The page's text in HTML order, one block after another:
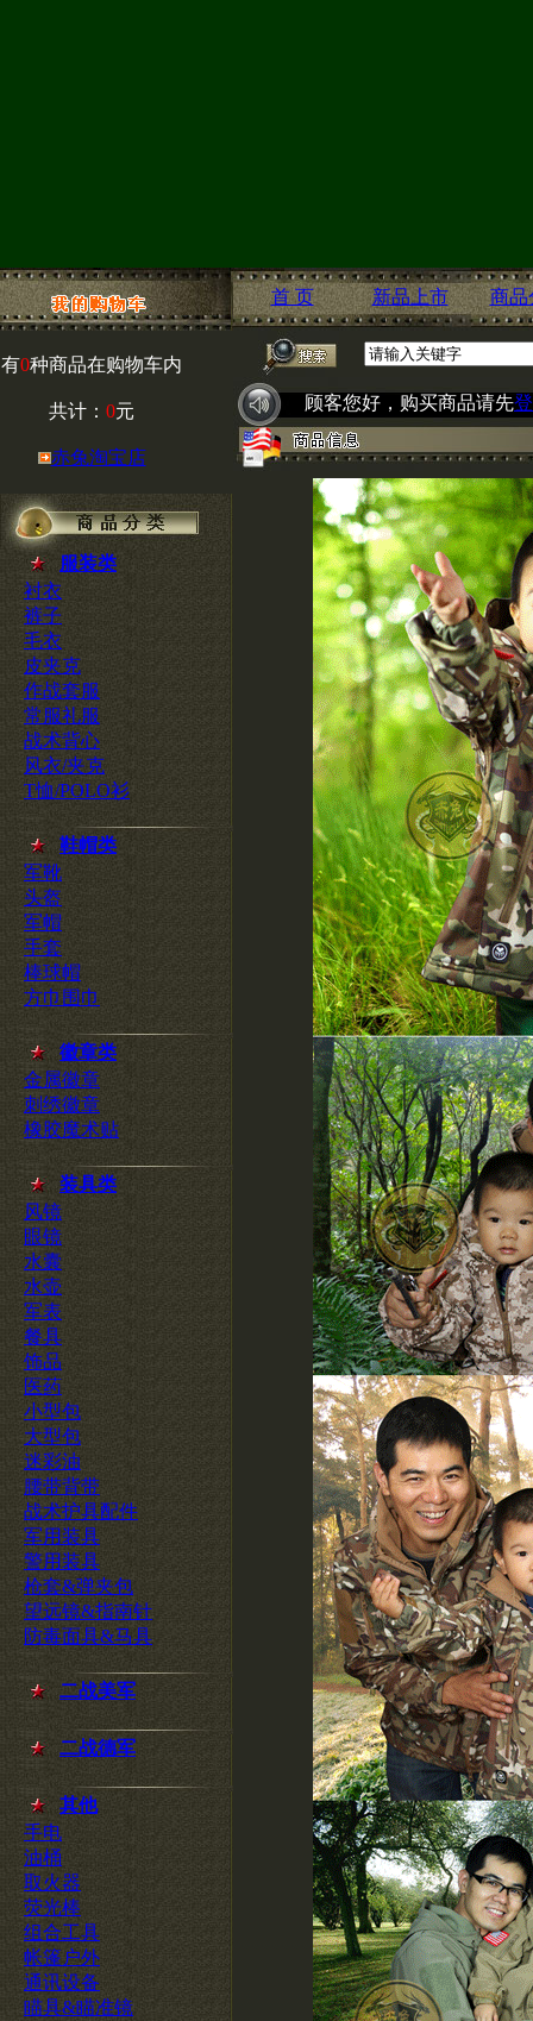
有0种商品在购物车内
共计： 0元
赤兔淘宝店
服装类
衬衣
裤子
毛衣
皮夹克
作战套服
常服礼服
战术背心
风衣/夹克
T恤/POLO衫
鞋帽类
军靴
头盔
军帽
手套
棒球帽
方巾围巾
徽章类
金属徽章
刺绣徽章
橡胶魔术贴
装具类
风镜
眼镜
水囊
水壶
军表
餐具
饰品
医药
小型包
大型包
迷彩油
腰带背带
战术护具配件
军用装具
警用装具
枪套&弹夹包
望远镜&指南针
防毒面具&马具
二战美军
二战德军
其他
手电
油桶
取火器
荧光棒
组合工具
帐篷户外
通讯设备
瞄具&瞄准镜
首 页 新品上市 商品
顾客您好，购买商品请先